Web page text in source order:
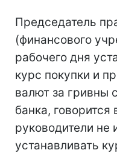
Председатель
(финансового
рабочего дня
курс покупки и
валют за гривны
банка,
руководители не
устанавливать